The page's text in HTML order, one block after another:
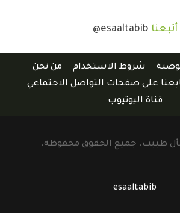
أتبعنا @esaaltabib
شروط الاستخدام
من نحن
على صفحات التواصل الاجتماعي
قناة اليوتيوب
esaaltabib